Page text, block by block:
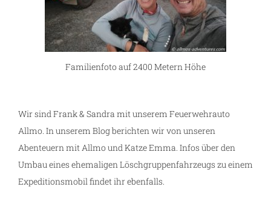
Familienfoto auf 2400 Metern Höhe
Wir sind Frank & Sandra mit unserem Feuerwehrauto
Allmo. In unserem Blog berichten wir von unseren
Abenteuern mit Allmo und Katze Emma. Infos über den
Umbau eines ehemaligen Löschgruppenfahrzeugs zu einem
Expeditionsmobil findet ihr ebenfalls.